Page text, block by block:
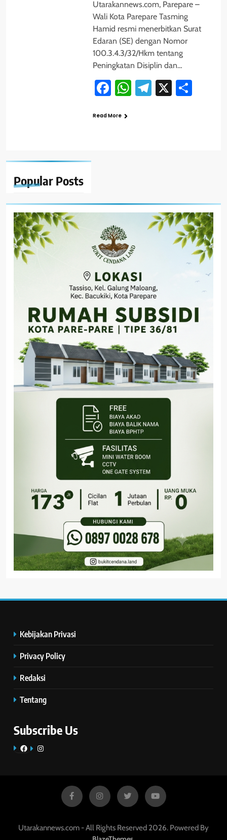
Popular Posts
Utarakannews.com, Parepare –
Wali Kota Parepare Tasming
Hamid resmi menerbitkan Surat
Edaran (SE) dengan Nomor
100.3.4.3/32/Hkm tentang
Peningkatan Disiplin dan…
Facebook
WhatsApp
Telegram
X
Read More
Kebijakan Privasi
Privacy Policy
Redaksi
Tentang
Subscribe Us
FacebookInstagram
Utarakannews.com - All Rights Reserved 2026. Powered By